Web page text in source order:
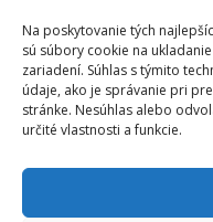
Na poskytovanie tých
sú súbory cookie na
zariadení. Súhlas s týmito
údaje, ako je správanie pri
stránke. Nesúhlas alebo
určité vlastnosti a funkcie.
aktuality
dôležité